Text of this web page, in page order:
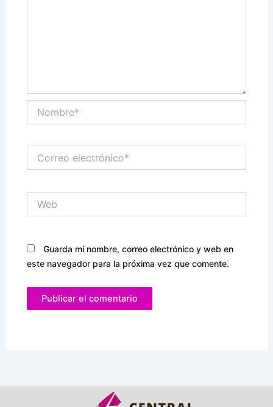
electrónico*
Guarda mi nombre, correo electrónico y web en
este navegador para la próxima vez que comente.